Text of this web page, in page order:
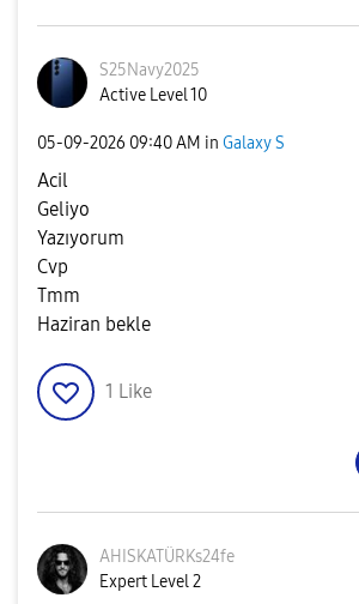
S25Navy2025
Active Level 10
‎05-09-2026 09:40 AM in Galaxy S
Acil
Geliyo
Yazıyorum
Cvp
Tmm
Haziran bekle
1 Like
AHISKATÜRKs24fe
Expert Level 2